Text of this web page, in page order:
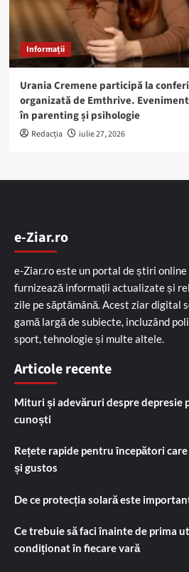
Informații
Urania Cremene participă la
organizată de Emthrive.
în parenting și psihologie
Redacția iulie 27, 2026
e-Ziar.ro
e-Ziar.ro este un portal de știri online
furnizează informații actualizate și
zile pe săptămână. Acest ziar digital
gamă largă de subiecte, incluzând
sport, tehnologie și multe altele.
Articole recente
Mituri și adevăruri despre depresie
cunoști
Rețete rapide pentru începători
și gustos
De ce protecția solară este
Ce trebuie să faci înainte de prima
condiționat în fiecare vară